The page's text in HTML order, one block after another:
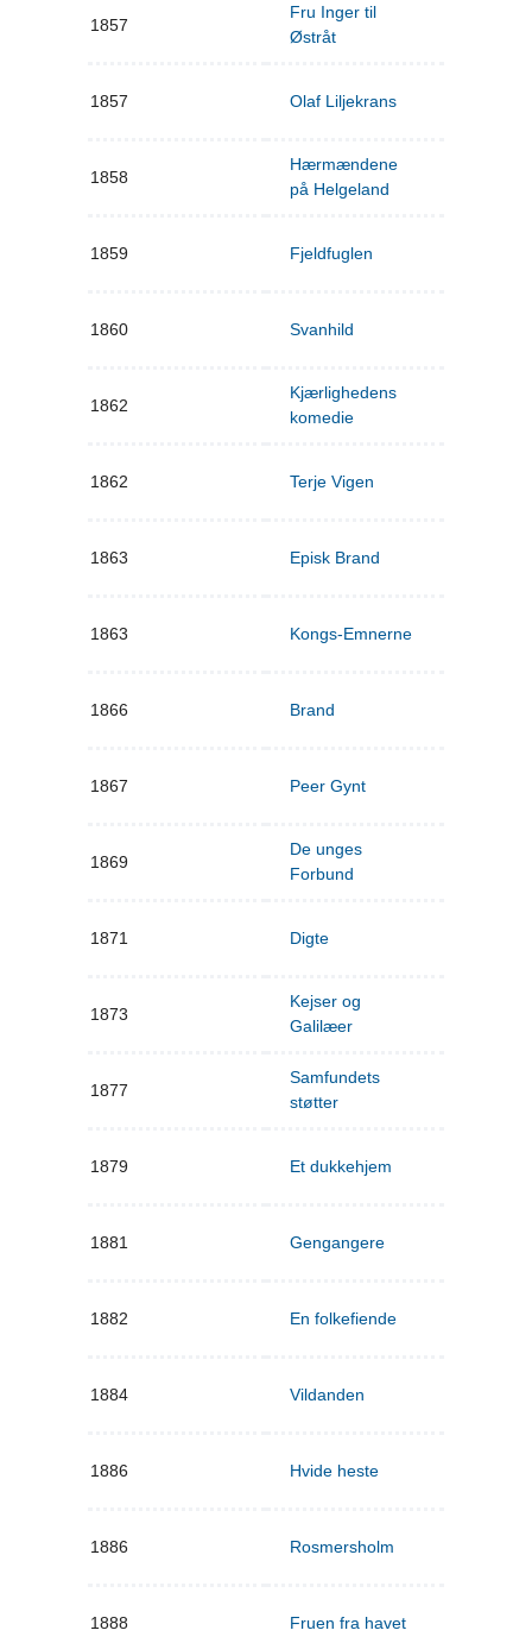
1857
Fru Inger til
Østråt
1857 Olaf Liljekrans
1858
Hærmændene
på Helgeland
1859 Fjeldfuglen
1860 Svanhild
1862
Kjærlighedens
komedie
1862 Terje Vigen
1863 Episk Brand
1863 Kongs-Emnerne
1866 Brand
1867 Peer Gynt
1869
De unges
Forbund
1871 Digte
1873
Kejser og
Galilæer
1877
Samfundets
støtter
1879 Et dukkehjem
1881 Gengangere
1882 En folkefiende
1884 Vildanden
1886 Hvide heste
1886 Rosmersholm
1888 Fruen fra havet